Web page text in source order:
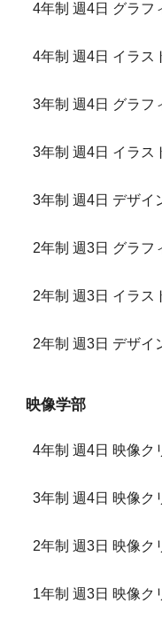
4年制 週4日 グラフ
4年制 週4日 イラス
3年制 週4日 グラフ
3年制 週4日 イラス
3年制 週4日 デザイ
2年制 週3日 グラフ
2年制 週3日 イラス
2年制 週3日 デザイ
映像学部
4年制 週4日 映像ク
3年制 週4日 映像ク
2年制 週3日 映像ク
1年制 週3日 映像ク